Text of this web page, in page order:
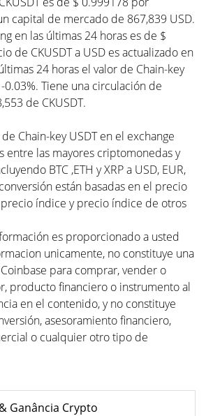
capital de mercado de 867,839 USD.
en las últimas 24 horas es de $
de CKUSDT a USD es actualizado en
24 horas el valor de Chain-key
0.03%. Tiene una circulación de
de CKUSDT.
Chain-key USDT en el exchange
entre las mayores criptomonedas y
BTC ,ETH y XRP a USD, EUR,
están basadas en el precio
precio índice y precio índice de otros
es proporcionado a usted
unicamente, no constituye una
para comprar, vender o
producto financiero o instrumento al
en el contenido, y no constituye
asesoramiento financiero,
o cualquier otro tipo de
Ganância Crypto